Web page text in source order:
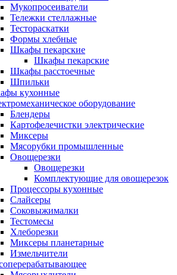
Мукопросеиватели
Тележки стеллажные
Тестораскатки
Формы хлебные
Шкафы пекарские
Шкафы пекарские
Шкафы расстоечные
Шпильки
кухонные
оборудование
Блендеры
Картофелечистки электрические
Миксеры
Мясорубки промышленные
Овощерезки
Овощерезки
Комплектующие для овощерезок
Процессоры кухонные
Слайсеры
Соковыжималки
Тестомесы
Хлеборезки
Миксеры планетарные
Измельчители